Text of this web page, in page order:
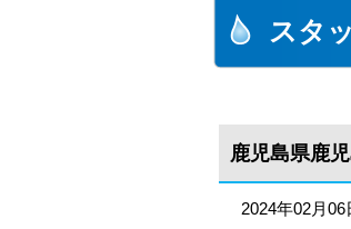
スタ
鹿児島県鹿
2024年02月06